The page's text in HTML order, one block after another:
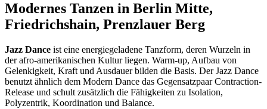
Modernes Tanzen in Berlin Mitte,
Friedrichshain, Prenzlauer Berg
Jazz Dance ist eine energiegeladene Tanzform, deren Wurzeln in
der afro-amerikanischen Kultur liegen. Warm-up, Aufbau von
Gelenkigkeit, Kraft und Ausdauer bilden die Basis. Der Jazz Dance
benutzt ähnlich dem Modern Dance das Gegensatzpaar Contraction-
Release und schult zusätzlich die Fähigkeiten zu Isolation,
Polyzentrik, Koordination und Balance.